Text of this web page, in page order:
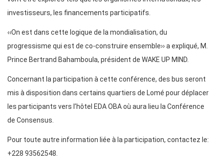
investisseurs, les financements participatifs.
‹‹On est dans cette logique de la mondialisation, du
progressisme qui est de co-construire ensemble›› a expliqué, M.
Prince Bertrand Bahamboula, président de WAKE UP MIND.
Concernant la participation à cette conférence, des bus seront
mis à disposition dans certains quartiers de Lomé pour déplacer
les participants vers l’hôtel EDA OBA où aura lieu la Conférence
de Consensus.
Pour toute autre information liée à la participation, contactez le:
+228 93562548.